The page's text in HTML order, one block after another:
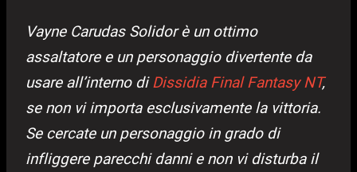
Vayne Carudas Solidor è un ottimo
assaltatore e un personaggio divertente da
usare all’interno diDissidia Final Fantasy NT,
se non vi importa esclusivamente la vittoria.
Se cercate un personaggio in grado di
infliggere parecchi danni e non vi disturba il